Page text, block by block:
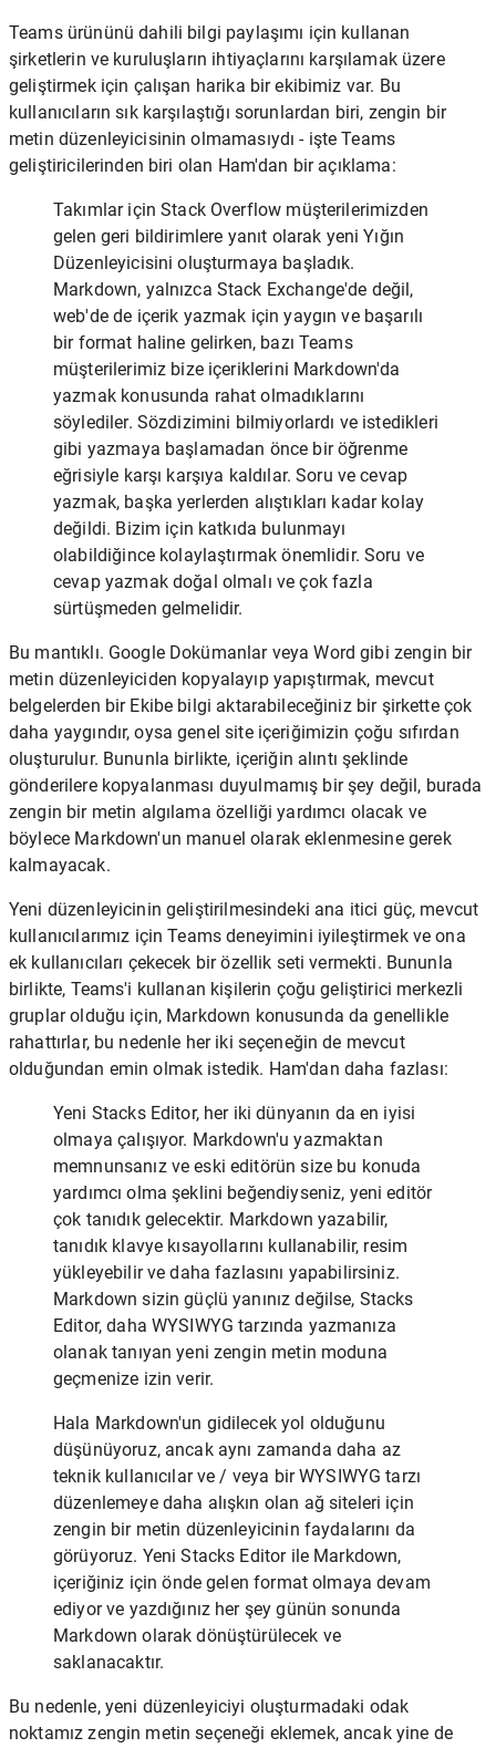
Teams ürününü dahili bilgi paylaşımı için kullanan
şirketlerin ve kuruluşların ihtiyaçlarını karşılamak üzere
geliştirmek için çalışan harika bir ekibimiz var. Bu
kullanıcıların sık karşılaştığı sorunlardan biri, zengin bir
metin düzenleyicisinin olmamasıydı - işte Teams
geliştiricilerinden biri olan Ham'dan bir açıklama:
Takımlar için Stack Overflow müşterilerimizden
gelen geri bildirimlere yanıt olarak yeni Yığın
Düzenleyicisini oluşturmaya başladık.
Markdown, yalnızca Stack Exchange'de değil,
web'de de içerik yazmak için yaygın ve başarılı
bir format haline gelirken, bazı Teams
müşterilerimiz bize içeriklerini Markdown'da
yazmak konusunda rahat olmadıklarını
söylediler. Sözdizimini bilmiyorlardı ve istedikleri
gibi yazmaya başlamadan önce bir öğrenme
eğrisiyle karşı karşıya kaldılar. Soru ve cevap
yazmak, başka yerlerden alıştıkları kadar kolay
değildi. Bizim için katkıda bulunmayı
olabildiğince kolaylaştırmak önemlidir. Soru ve
cevap yazmak doğal olmalı ve çok fazla
sürtüşmeden gelmelidir.
Bu mantıklı. Google Dokümanlar veya Word gibi zengin bir
metin düzenleyiciden kopyalayıp yapıştırmak, mevcut
belgelerden bir Ekibe bilgi aktarabileceğiniz bir şirkette çok
daha yaygındır, oysa genel site içeriğimizin çoğu sıfırdan
oluşturulur. Bununla birlikte, içeriğin alıntı şeklinde
gönderilere kopyalanması duyulmamış bir şey değil, burada
zengin bir metin algılama özelliği yardımcı olacak ve
böylece Markdown'un manuel olarak eklenmesine gerek
kalmayacak.
Yeni düzenleyicinin geliştirilmesindeki ana itici güç, mevcut
kullanıcılarımız için Teams deneyimini iyileştirmek ve ona
ek kullanıcıları çekecek bir özellik seti vermekti. Bununla
birlikte, Teams'i kullanan kişilerin çoğu geliştirici merkezli
gruplar olduğu için, Markdown konusunda da genellikle
rahattırlar, bu nedenle her iki seçeneğin de mevcut
olduğundan emin olmak istedik. Ham'dan daha fazlası:
Yeni Stacks Editor, her iki dünyanın da en iyisi
olmaya çalışıyor. Markdown'u yazmaktan
memnunsanız ve eski editörün size bu konuda
yardımcı olma şeklini beğendiyseniz, yeni editör
çok tanıdık gelecektir. Markdown yazabilir,
tanıdık klavye kısayollarını kullanabilir, resim
yükleyebilir ve daha fazlasını yapabilirsiniz.
Markdown sizin güçlü yanınız değilse, Stacks
Editor, daha WYSIWYG tarzında yazmanıza
olanak tanıyan yeni zengin metin moduna
geçmenize izin verir.
Hala Markdown'un gidilecek yol olduğunu
düşünüyoruz, ancak aynı zamanda daha az
teknik kullanıcılar ve / veya bir WYSIWYG tarzı
düzenlemeye daha alışkın olan ağ siteleri için
zengin bir metin düzenleyicinin faydalarını da
görüyoruz. Yeni Stacks Editor ile Markdown,
içeriğiniz için önde gelen format olmaya devam
ediyor ve yazdığınız her şey günün sonunda
Markdown olarak dönüştürülecek ve
saklanacaktır.
Bu nedenle, yeni düzenleyiciyi oluşturmadaki odak
noktamız zengin metin seçeneği eklemek, ancak yine de